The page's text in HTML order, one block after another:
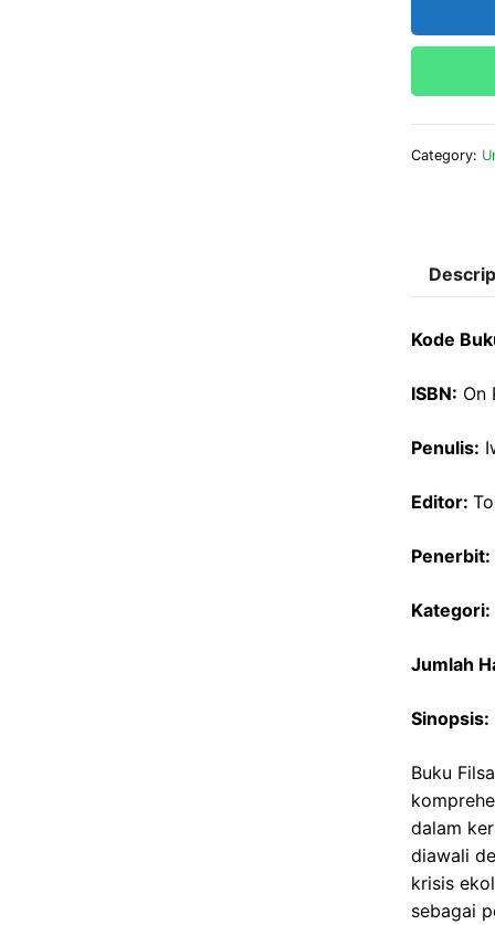
Category:
Kode
ISBN: On
Penulis:
Editor:
Penerbit:
Kategori:
Jumlah
Sinopsis:
Buku
dalam
diawali
krisis
sebagai